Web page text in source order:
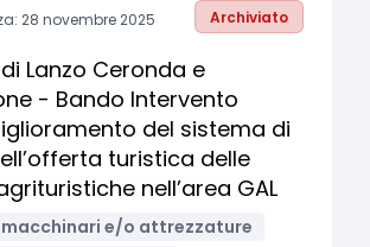
28 novembre 2025 Archiviato
di Lanzo Ceronda e
- Bando Intervento
del sistema di
turistica delle
nell’area GAL
e/o attrezzature